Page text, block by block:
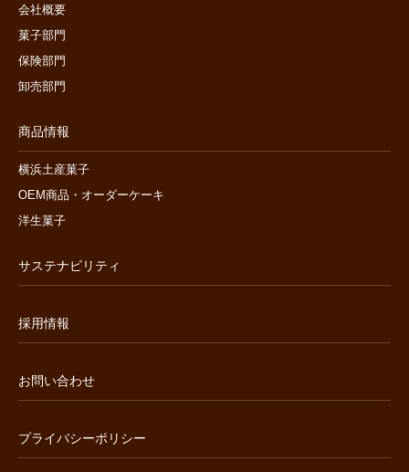
会社概要
菓子部門
保険部門
卸売部門
商品情報
横浜土産菓子
OEM商品・オーダーケーキ
洋生菓子
サステナビリティ
採用情報
お問い合わせ
プライバシーポリシー